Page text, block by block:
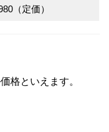
（定価）
格といえます。